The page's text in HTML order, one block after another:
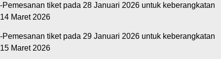
-Pemesanan tiket pada 28 Januari 2026 untuk keberangkatan
14 Maret 2026
-Pemesanan tiket pada 29 Januari 2026 untuk keberangkatan
15 Maret 2026